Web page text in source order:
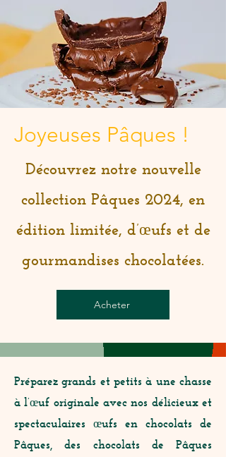
Joyeuses Pâques !
Découvrez notre nouvelle
collection Pâques 2024, en
édition limitée, d’œufs et de
gourmandises chocolatées.
Acheter
Préparez grands et petits à une chasse
à l’œuf originale avec nos délicieux et
spectaculaires œufs en chocolats de
Pâques, des chocolats de Pâques